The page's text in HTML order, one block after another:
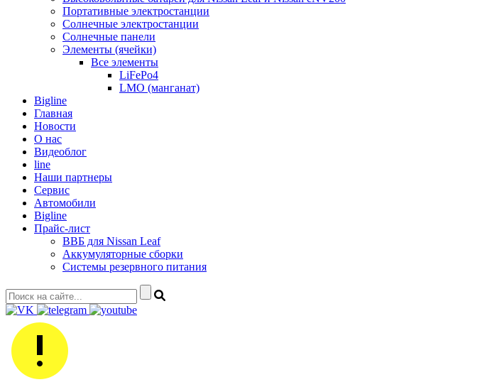
Портативные электростанции
Солнечные электростанции
Солнечные панели
Элементы (ячейки)
Все элементы
LiFePo4
LMO (манганат)
Bigline
Главная
Новости
О нас
Видеоблог
line
Наши партнеры
Сервис
Автомобили
Bigline
Прайс-лист
ВВБ для Nissan Leaf
Аккумуляторные сборки
Системы резервного питания